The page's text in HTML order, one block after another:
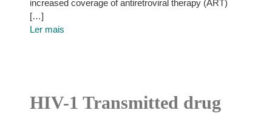
increased coverage of antiretroviral therapy (ART)
[…]
Ler mais
HIV-1 Transmitted drug